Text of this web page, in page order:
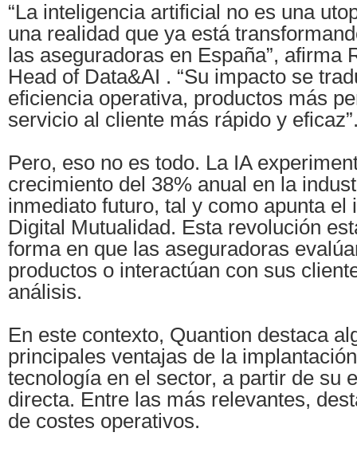
“La inteligencia artificial no es una
una realidad que ya está
las aseguradoras en España”, afirma
Head of Data&AI . “Su impacto se
eficiencia operativa, productos más
servicio al cliente más rápido y
Pero, eso no es todo. La IA
crecimiento del 38% anual en la
inmediato futuro, tal y como apunta el
Digital Mutualidad. Esta revolución
forma en que las aseguradoras
productos o interactúan con sus
análisis.
En este contexto, Quantion destaca
principales ventajas de la
tecnología en el sector, a partir de su
directa. Entre las más relevantes,
de costes operativos.